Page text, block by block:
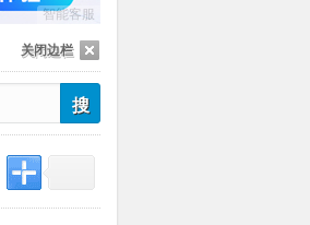
智能客服
关闭边栏